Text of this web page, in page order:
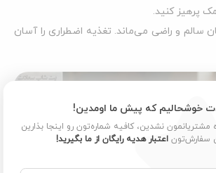
پرهیز کنید.
سالم و راضی می‌ماند. تغذیه اضطراری را آسان
خوشحالیم که پیش ما اومدین!
مشتریانمون نشدین، کافیه شماره‌تون رو اینجا بذارین
سفارش‌تون اعتبار هدیه رایگان از ما بگیرید!